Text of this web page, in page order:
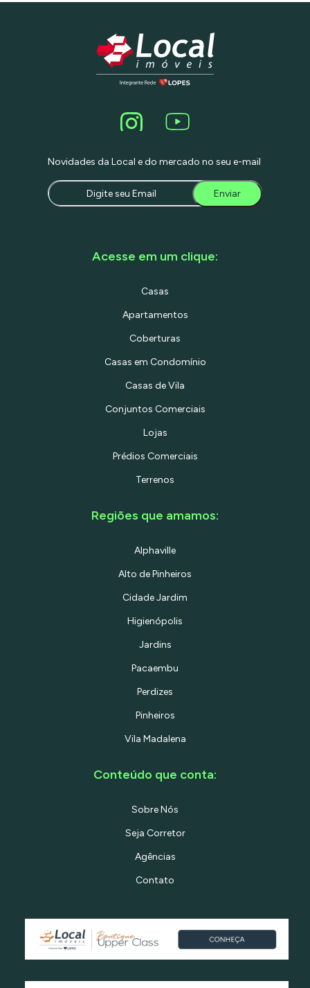
Novidades da Local e do mercado no seu e-mail
Enviar
Acesse em um clique:
Casas
Apartamentos
Coberturas
Casas em Condomínio
Casas de Vila
Conjuntos Comerciais
Lojas
Prédios Comerciais
Terrenos
Regiões que amamos:
Alphaville
Alto de Pinheiros
Cidade Jardim
Higienópolis
Jardins
Pacaembu
Perdizes
Pinheiros
Vila Madalena
Conteúdo que conta:
Sobre Nós
Seja Corretor
Agências
Contato